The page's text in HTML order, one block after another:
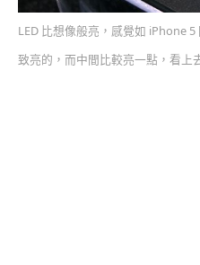
LED 比想像般亮，感覺如 iPhone
致亮的，而中間比較亮一點，看上